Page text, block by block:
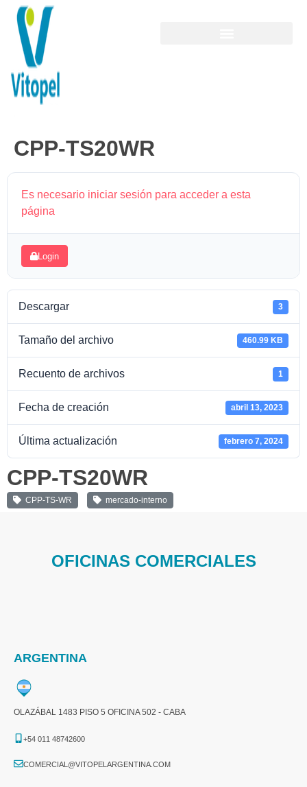
CPP-TS20WR
Es necesario iniciar sesión para acceder a esta
página
Login
Descargar 3
Tamaño del archivo 460.99 KB
Recuento de archivos 1
Fecha de creación abril 13, 2023
Última actualización febrero 7, 2024
CPP-TS20WR
CPP-TS-WR mercado-interno
OFICINAS COMERCIALES
ARGENTINA
OLAZÁBAL 1483 PISO 5 OFICINA 502 - CABA
+54 011 48742600​
COMERCIAL@VITOPELARGENTINA.COM​